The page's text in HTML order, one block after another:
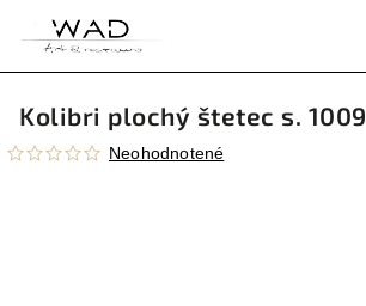
Kolibri plochý štetec s. 1009
Neohodnotené